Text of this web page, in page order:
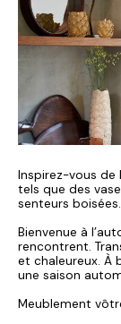
Inspirez-vous de
tels que des
senteurs boisées.
Bienvenue à
rencontrent.
et chaleureux. À
une saison
Meublement